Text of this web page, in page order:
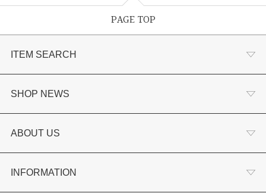
PAGE TOP
ITEM SEARCH
婚約指輪
結婚指輪
セットリング
SHOP NEWS
選ばれる理由まとめ
お客様の声
ABOUT US
会社概要
INFORMATION